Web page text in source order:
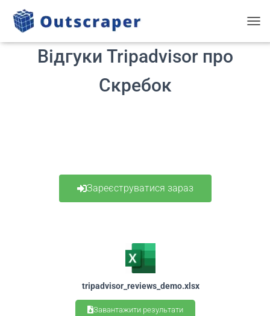
Відгуки Tripadvisor про
Скребок
Зареєструватися зараз
tripadvisor_reviews_demo.xlsx
Завантажити результати